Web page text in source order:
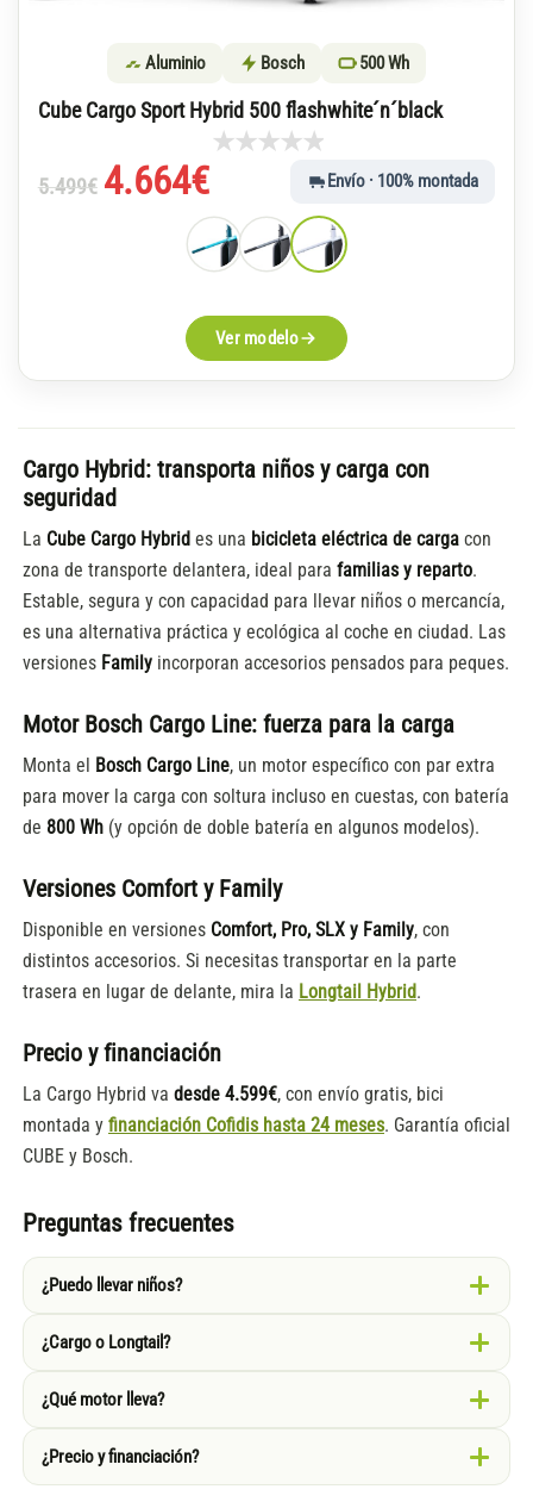
Aluminio Bosch 500 Wh
Cube Cargo Sport Hybrid 500 flashwhite´n´black
Envío · 100% montada
5.499€
El
4.664€
El
Ver modelo
Cargo Hybrid: transporta niños y carga con
seguridad
La Cube Cargo Hybrid es una bicicleta eléctrica de carga con
zona de transporte delantera, ideal para familias y reparto.
Estable, segura y con capacidad para llevar niños o mercancía,
es una alternativa práctica y ecológica al coche en ciudad. Las
versiones Family incorporan accesorios pensados para peques.
Motor Bosch Cargo Line: fuerza para la carga
Monta el Bosch Cargo Line, un motor específico con par extra
para mover la carga con soltura incluso en cuestas, con batería
de 800 Wh (y opción de doble batería en algunos modelos).
Versiones Comfort y Family
Disponible en versiones Comfort, Pro, SLX y Family, con
distintos accesorios. Si necesitas transportar en la parte
trasera en lugar de delante, mira la Longtail Hybrid.
Precio y financiación
La Cargo Hybrid va desde 4.599€, con envío gratis, bici
montada y financiación Cofidis hasta 24 meses. Garantía oficial
CUBE y Bosch.
Preguntas frecuentes
¿Puedo llevar niños?
¿Cargo o Longtail?
¿Qué motor lleva?
¿Precio y financiación?